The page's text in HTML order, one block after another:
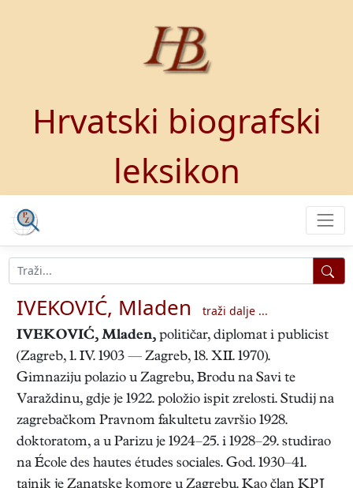
Hrvatski biografski
leksikon
IVEKOVIĆ, Mladen
traži dalje ...
IVEKOVIĆ, Mladen, političar, diplomat i publicist
(Zagreb, 1. IV. 1903 — Zagreb, 18. XII. 1970).
Gimnaziju polazio u Zagrebu, Brodu na Savi te
Varaždinu, gdje je 1922. položio ispit zrelosti. Studij na
zagrebačkom Pravnom fakultetu završio 1928.
doktoratom, a u Parizu je 1924–25. i 1928–29. studirao
na École des hautes études sociales. God. 1930–41.